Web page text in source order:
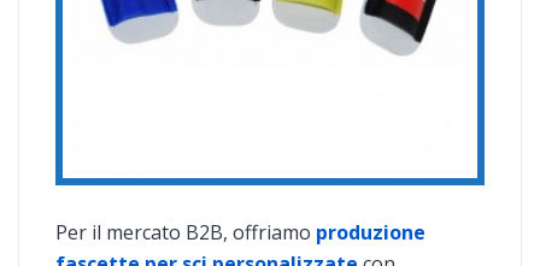
Per il mercato B2B, offriamo produzione